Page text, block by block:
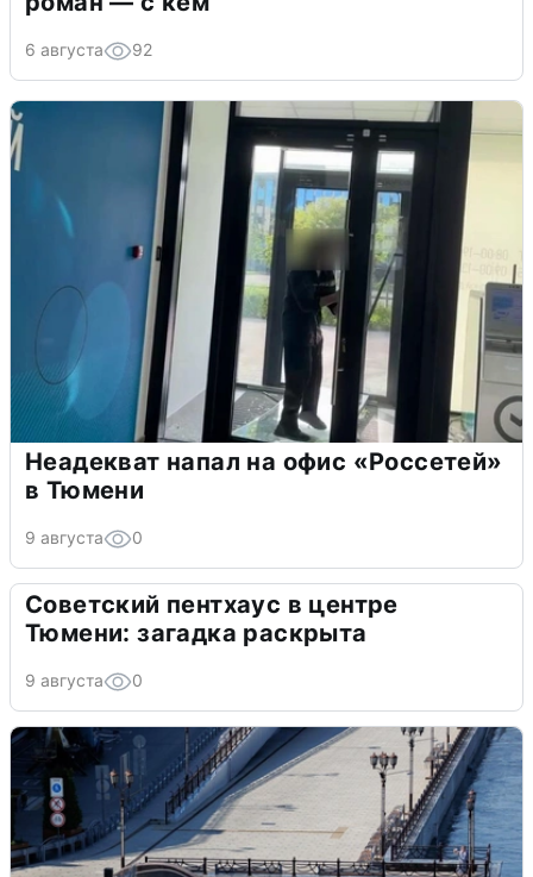
6 августа 92
Неадекват напал на офис «Россетей»
в Тюмени
9 августа 0
Советский пентхаус в центре
Тюмени: загадка раскрыта
9 августа 0